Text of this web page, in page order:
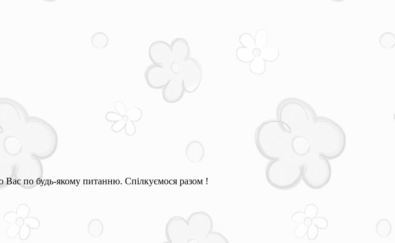
Вас по будь-якому питанню. Спілкуємося разом !